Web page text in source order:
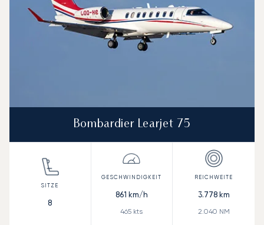
Bombardier Learjet 75
8
861 km/h
465 kts
3.778km
2.040 NM